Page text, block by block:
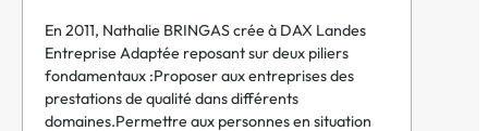
En 2011, Nathalie BRINGAS crée à DAX Landes
Entreprise Adaptée reposant sur deux piliers
fondamentaux :Proposer aux entreprises des
prestations de qualité dans différents
domaines.Permettre aux personnes en situation